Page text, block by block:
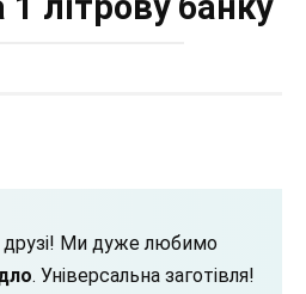
друзі! Ми дуже любимо
. Універсальна заготівля!